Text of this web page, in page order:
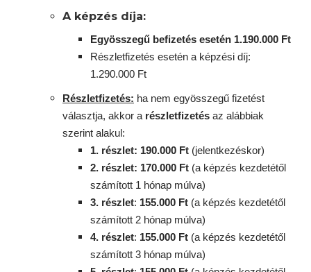
A képzés díja:
Egyösszegű befizetés esetén 1.190.000 Ft
Részletfizetés esetén a képzési díj:
1.290.000 Ft
Részletfizetés: ha nem egyösszegű fizetést
választja, akkor a részletfizetés az alábbiak
szerint alakul:
1. részlet: 190.000 Ft (jelentkezéskor)
2. részlet: 170.000 Ft (a képzés kezdetétől
számított 1 hónap múlva)
3. részlet: 155.000 Ft (a képzés kezdetétől
számított 2 hónap múlva)
4. részlet: 155.000 Ft (a képzés kezdetétől
számított 3 hónap múlva)